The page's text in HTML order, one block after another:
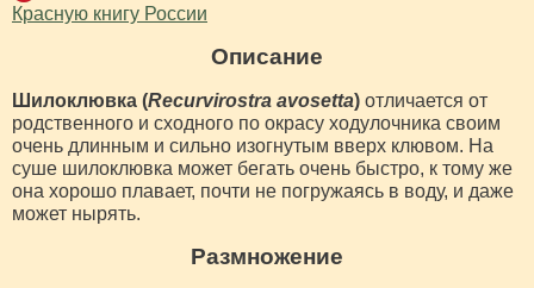
Красную книгу России
Описание
Шилоклювка (Recurvirostra avosetta) отличается от
родственного и сходного по окрасу ходулочника своим
очень длинным и сильно изогнутым вверх клювом. На
суше шилоклювка может бегать очень быстро, к тому же
она хорошо плавает, почти не погружаясь в воду, и даже
может нырять.
Размножение